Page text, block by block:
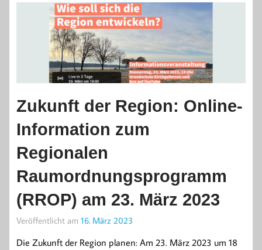
Zukunft der Region: Online-
Information zum
Regionalen
Raumordnungsprogramm
(RROP) am 23. März 2023
Veröffentlicht am 16. März 2023
Die Zukunft der Region planen: Am 23. März 2023 um 18